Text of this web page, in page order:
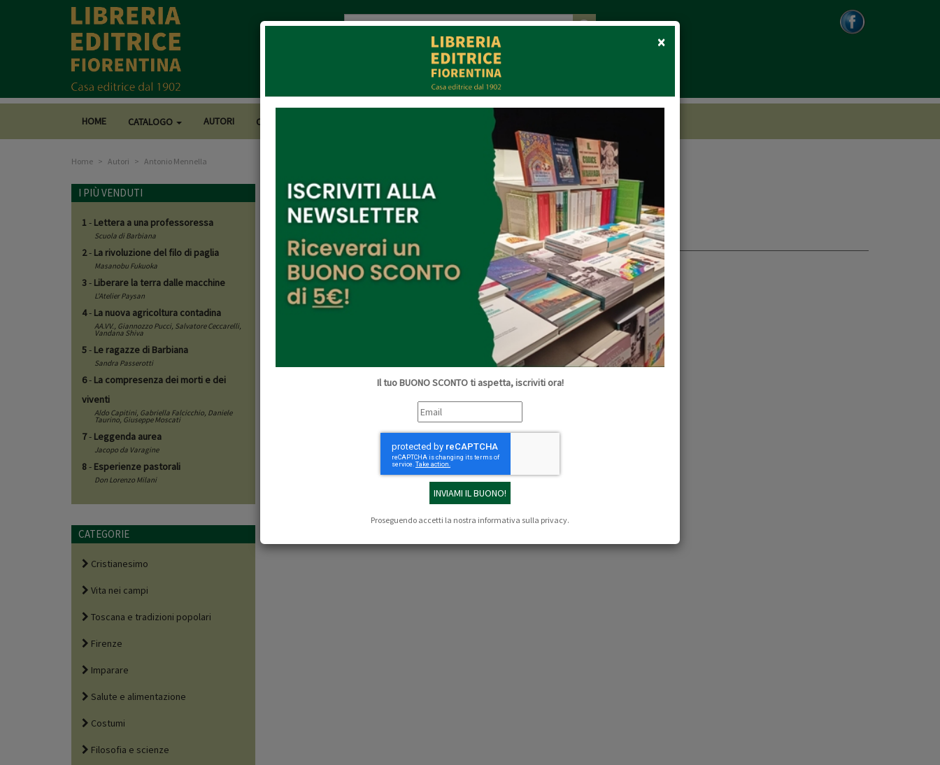
×Close
Il tuo BUONO SCONTO ti aspetta, iscriviti ora!
Proseguendo accetti la nostra informativa sulla privacy.
HOME CATALOGO AUTORI CASA EDITRICE COLLABORAZIONI
Home Autori Antonio Mennella
Antonio Mennella
Libri dell'autore: Antonio Mennella
I PIÙ VENDUTI
1- Lettera a una professoressa
Scuola di Barbiana
2- La rivoluzione del filo di paglia
Masanobu Fukuoka
3- Liberare la terra dalle macchine
L'Atelier Paysan
4- La nuova agricoltura contadina
AA.VV., Giannozzo Pucci, Salvatore Ceccarelli,
Vandana Shiva
5- Le ragazze di Barbiana
Sandra Passerotti
6- La compresenza dei morti e dei
viventi
Aldo Capitini, Gabriella Falcicchio, Daniele
Taurino, Giuseppe Moscati
7- Leggenda aurea
Jacopo da Varagine
8- Esperienze pastorali
Don Lorenzo Milani
CATEGORIE
Cristianesimo
Vita nei campi
Toscana e tradizioni popolari
Firenze
Imparare
Salute e alimentazione
Costumi
Filosofia e scienze